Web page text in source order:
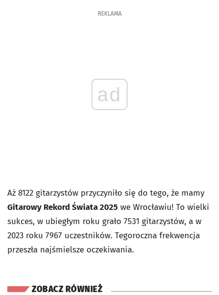
REKLAMA
ad
Aż 8122 gitarzystów przyczyniło się do tego, że mamy
Gitarowy Rekord Świata 2025 we Wrocławiu! To wielki
sukces, w ubiegłym roku grało 7531 gitarzystów, a w
2023 roku 7967 uczestników. Tegoroczna frekwencja
przeszła najśmielsze oczekiwania.
ZOBACZ RÓWNIEŻ